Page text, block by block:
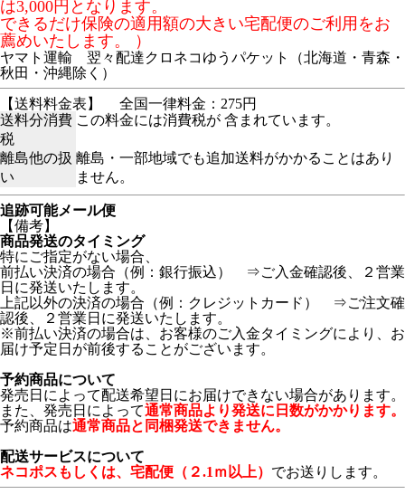
は3,000円となります。
できるだけ保険の適用額の大きい宅配便のご利用をお
薦めいたします。 ）
ヤマト運輸 翌々配達クロネコゆうパケット（北海道・青森・
秋田・沖縄除く）
【送料料金表】
全国一律料金：275円
送料分消費
税
この料金には消費税が 含まれています。
離島他の扱
い
離島・一部地域でも追加送料がかかることはあり
ません。
追跡可能メール便
【備考】
商品発送のタイミング
特にご指定がない場合、
前払い決済の場合（例：銀行振込） ⇒ご入金確認後、２営業
日に発送いたします。
上記以外の決済の場合（例：クレジットカード） ⇒ご注文確
認後、２営業日に発送いたします。
※前払い決済の場合は、お客様のご入金タイミングにより、お
届け予定日が前後することがございます。
予約商品について
発売日によって配送希望日にお届けできない場合があります。
また、発売日によって通常商品より発送に日数がかかります。
予約商品は通常商品と同梱発送できません。
配送サービスについて
ネコポスもしくは、宅配便（２.1ｍ以上） でお送りします。